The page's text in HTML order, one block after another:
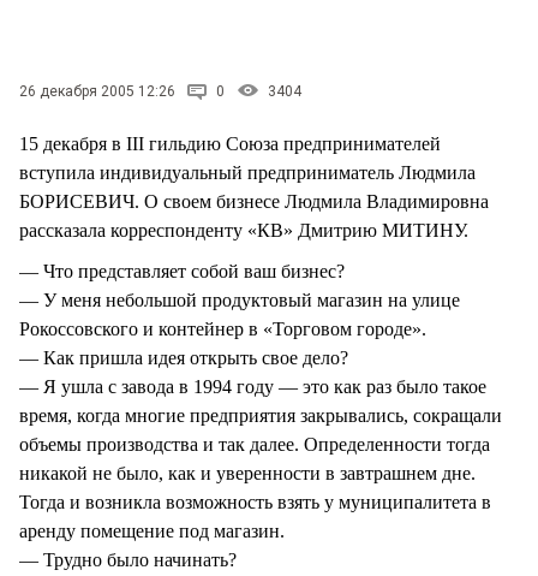
26 декабря 2005 12:26 0 3404
15 декабря в III гильдию Союза предпринимателей
вступила индивидуальный предприниматель Людмила
БОРИСЕВИЧ. О своем бизнесе Людмила Владимировна
рассказала корреспонденту «КВ» Дмитрию МИТИНУ.
— Что представляет собой ваш бизнес?
— У меня небольшой продуктовый магазин на улице
Рокоссовского и контейнер в «Торговом городе».
— Как пришла идея открыть свое дело?
— Я ушла с завода в 1994 году — это как раз было такое
время, когда многие предприятия закрывались, сокращали
объемы производства и так далее. Определенности тогда
никакой не было, как и уверенности в завтрашнем дне.
Тогда и возникла возможность взять у муниципалитета в
аренду помещение под магазин.
— Трудно было начинать?